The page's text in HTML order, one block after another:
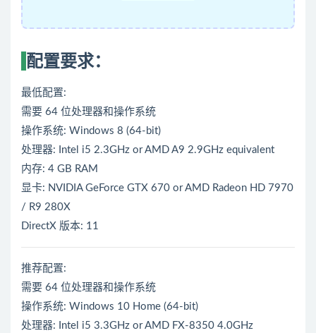
配置要求：
最低配置:
需要 64 位处理器和操作系统
操作系统: Windows 8 (64-bit)
处理器: Intel i5 2.3GHz or AMD A9 2.9GHz equivalent
内存: 4 GB RAM
显卡: NVIDIA GeForce GTX 670 or AMD Radeon HD 7970
/ R9 280X
DirectX 版本: 11
推荐配置:
需要 64 位处理器和操作系统
操作系统: Windows 10 Home (64-bit)
处理器: Intel i5 3.3GHz or AMD FX-8350 4.0GHz